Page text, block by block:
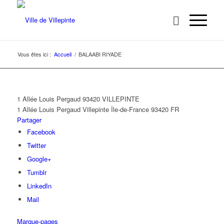
Vous êtes ici : Accueil / BALAABI RIYADE
1 Allée Louis Pergaud 93420 VILLEPINTE
1 Allée Louis Pergaud Villepinte Île-de-France 93420 FR
Partager
Facebook
Twitter
Google+
Tumblr
LinkedIn
Mail
Marque-pages